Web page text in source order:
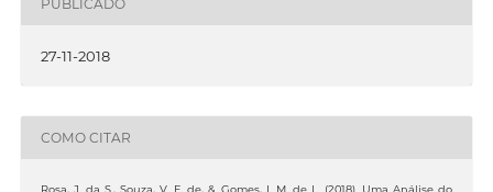
PUBLICADO
27-11-2018
COMO CITAR
Rosa, J. da S., Souza, V. F. de, & Gomes, I. M. de L. (2018). Uma Análise do